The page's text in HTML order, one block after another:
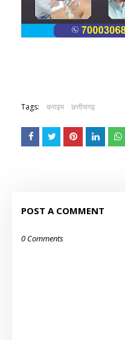
Tags: क्राइम छत्तीसगढ़
POST A COMMENT
0 Comments